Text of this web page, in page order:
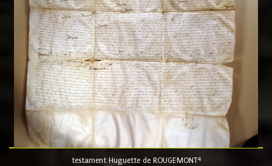
testament Huguette de ROUGEMONT4